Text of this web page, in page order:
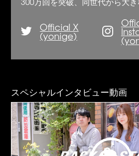
Official X
(yonige)
スペシャルインタビュー動画